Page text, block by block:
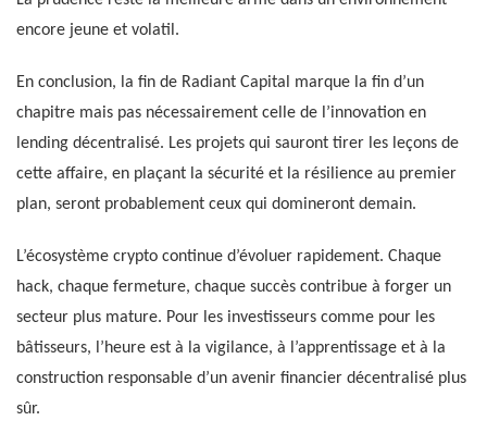
encore jeune et volatil.
En conclusion, la fin de Radiant Capital marque la fin d’un
chapitre mais pas nécessairement celle de l’innovation en
lending décentralisé. Les projets qui sauront tirer les leçons de
cette affaire, en plaçant la sécurité et la résilience au premier
plan, seront probablement ceux qui domineront demain.
L’écosystème crypto continue d’évoluer rapidement. Chaque
hack, chaque fermeture, chaque succès contribue à forger un
secteur plus mature. Pour les investisseurs comme pour les
bâtisseurs, l’heure est à la vigilance, à l’apprentissage et à la
construction responsable d’un avenir financier décentralisé plus
sûr.